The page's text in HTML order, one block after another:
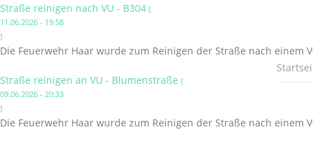
Straße reinigen nach VU - B304 (
11.06.2026 - 19:58
)
Die Feuerwehr Haar wurde zum Reinigen der Straße nach einem
Straße reinigen an VU - Blumenstraße (
09.06.2026 - 20:33
)
Die Feuerwehr Haar wurde zum Reinigen der Straße nach einem